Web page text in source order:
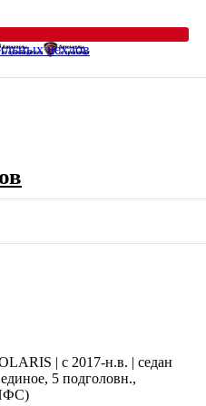
чехлов
| с 2017-н.в. | седан
5 подголовн.,